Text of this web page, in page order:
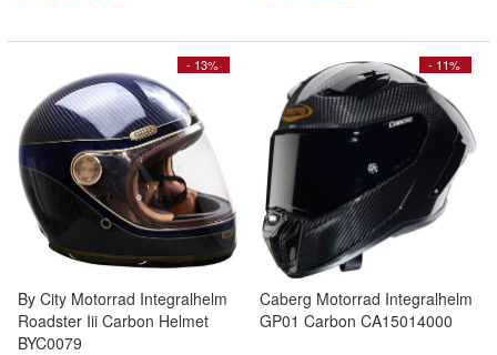
- 13%
By City Motorrad Integralhelm
Roadster Iii Carbon Helmet
BYC0079
- 11%
Caberg Motorrad Integralhelm
GP01 Carbon CA15014000